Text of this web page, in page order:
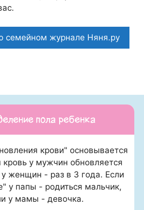
семейном журнале Няня.ру
пола ребенка
крови" основывается
у мужчин обновляется
у женщин - раз в 3 года. Если
у папы - родиться мальчик,
у мамы - девочка.